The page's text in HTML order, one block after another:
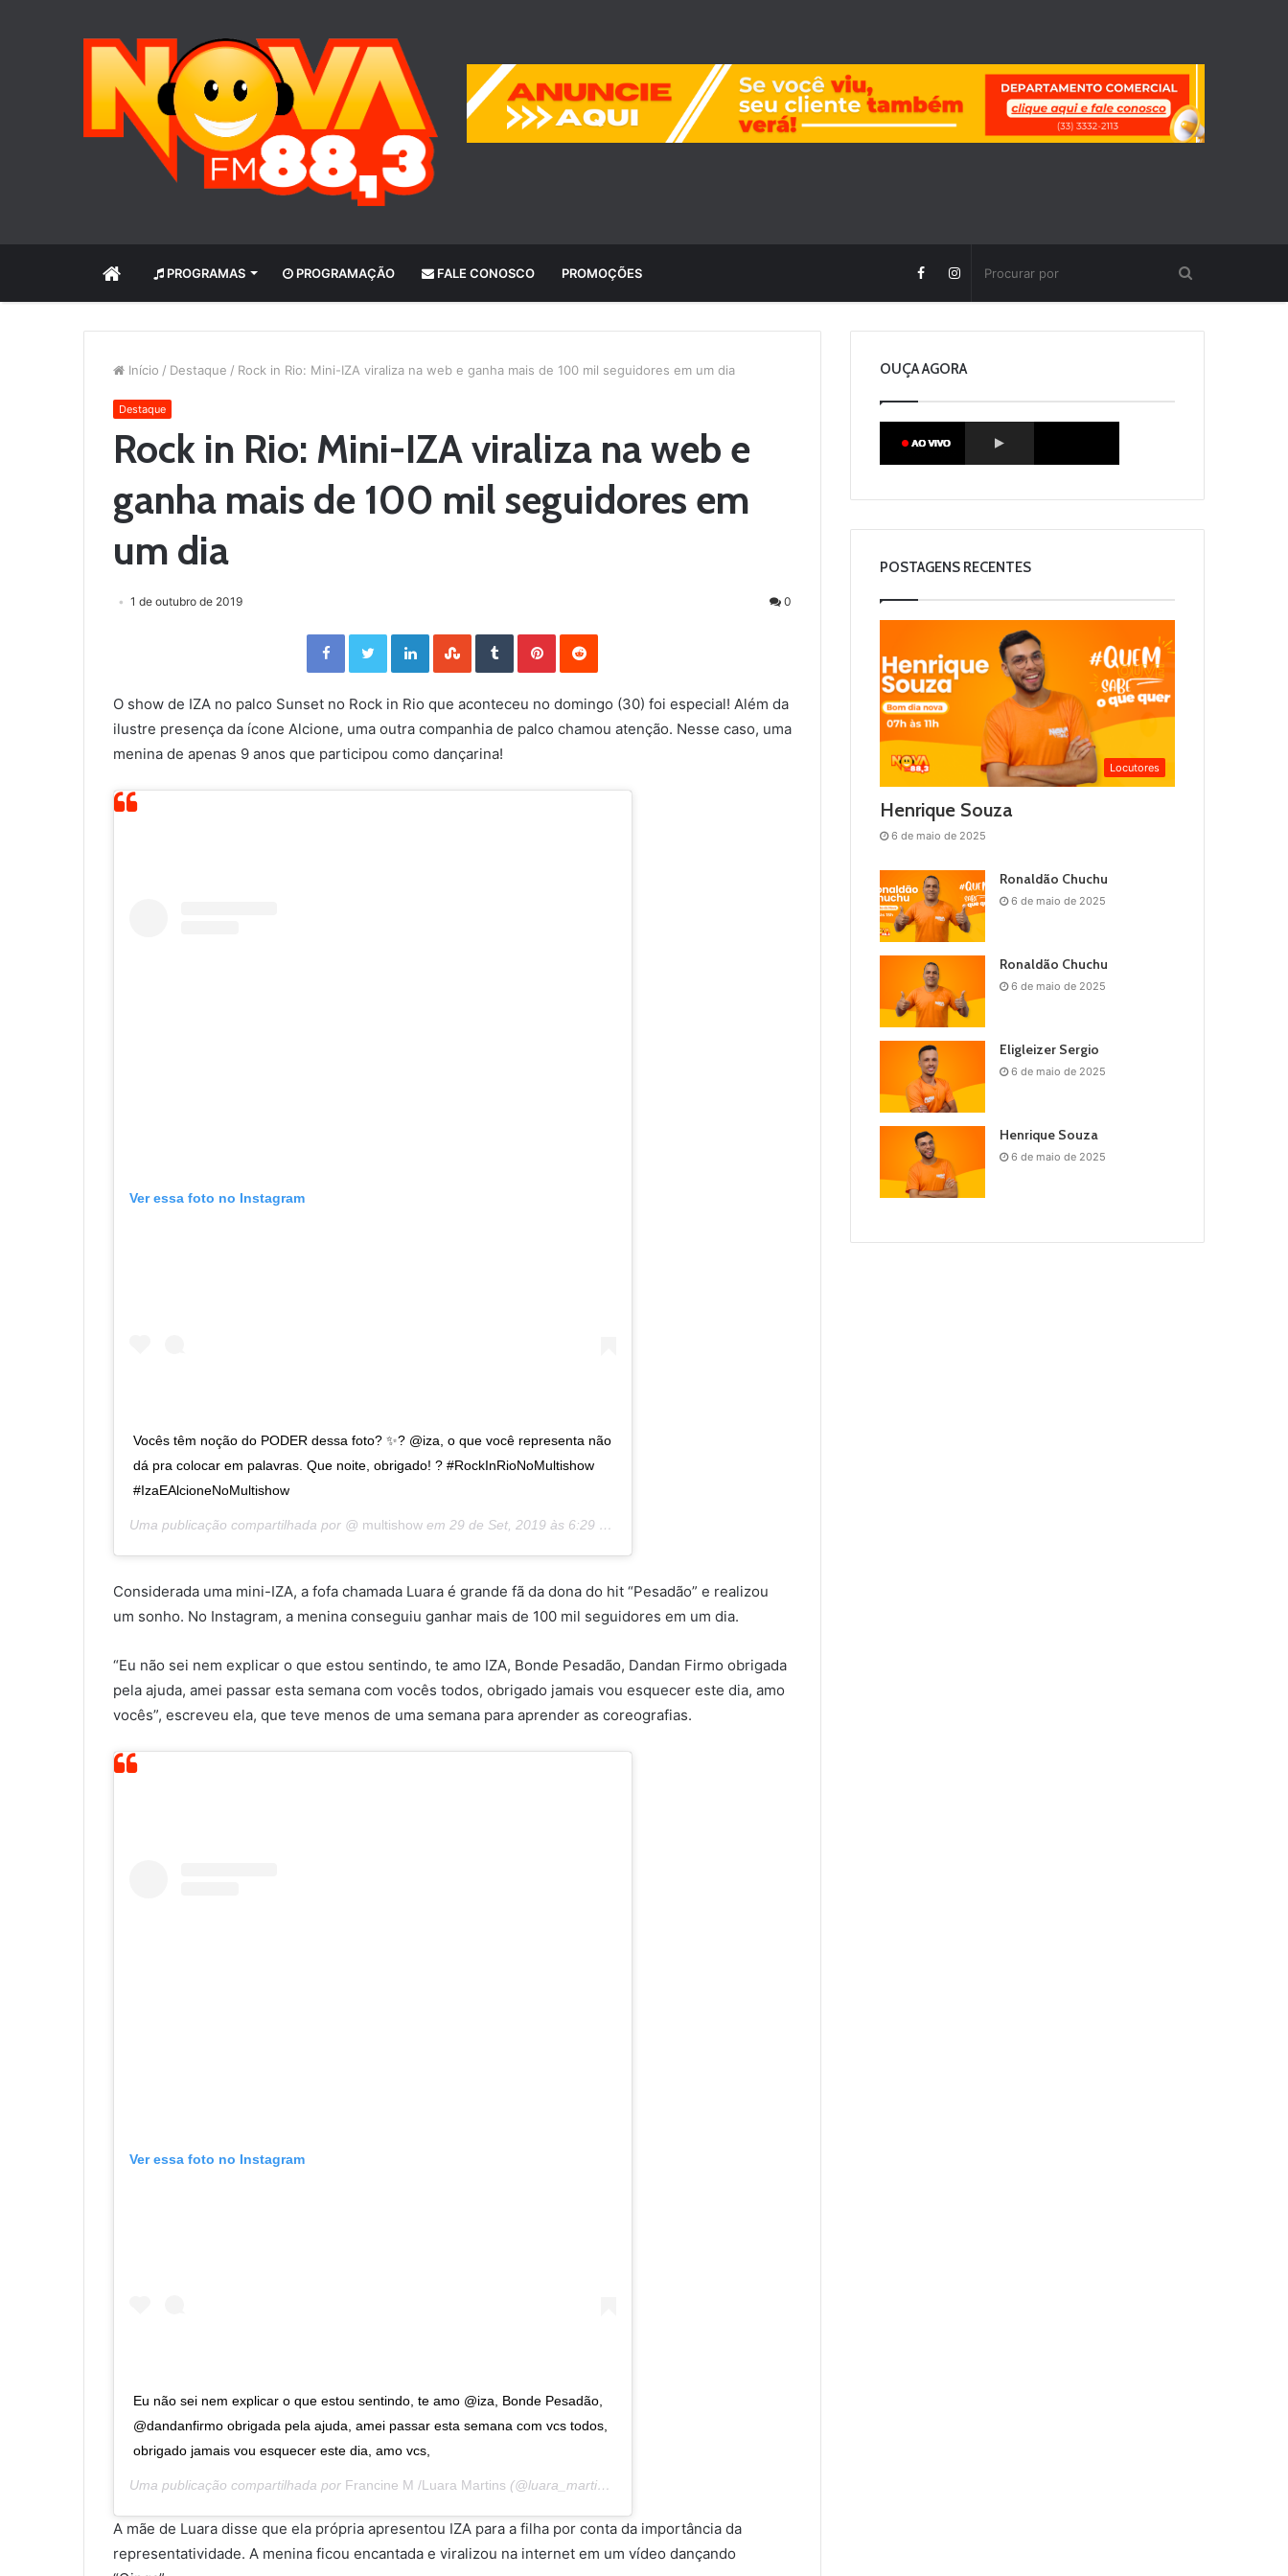
INÍCIO PROGRAMAS PROGRAMAÇÃO FALE CONOSCO PROMOÇÕES
Início / Destaque / Rock in Rio: Mini-IZA viraliza na web e ganha mais de 100 mil seguidores em um dia
Destaque
Rock in Rio: Mini-IZA viraliza na web e
ganha mais de 100 mil seguidores em
um dia
1 de outubro de 2019 0
Facebook Twitter LinkedIn StumbleUpon Tumblr Pinterest
O show de IZA no palco Sunset no Rock in Rio que aconteceu no domingo (30) foi especial! Além da
ilustre presença da ícone Alcione, uma outra companhia de palco chamou atenção. Nesse caso, uma
menina de apenas 9 anos que participou como dançarina!
Ver essa foto no Instagram
Vocês têm noção do PODER dessa foto? ✨? @iza, o que você representa não
dá pra colocar em palavras. Que noite, obrigado! ? #RockInRioNoMultishow
#IzaEAlcioneNoMultishow
Uma publicação compartilhada por @ multishow em 29 de Set, 2019 às 6:29 PDT
Considerada uma mini-IZA, a fofa chamada Luara é grande fã da dona do hit “Pesadão” e realizou
um sonho. No Instagram, a menina conseguiu ganhar mais de 100 mil seguidores em um dia.
“Eu não sei nem explicar o que estou sentindo, te amo IZA, Bonde Pesadão, Dandan Firmo obrigada
pela ajuda, amei passar esta semana com vocês todos, obrigado jamais vou esquecer este dia, amo
vocês”, escreveu ela, que teve menos de uma semana para aprender as coreografias.
Ver essa foto no Instagram
Eu não sei nem explicar o que estou sentindo, te amo @iza, Bonde Pesadão,
@dandanfirmo obrigada pela ajuda, amei passar esta semana com vcs todos,
obrigado jamais vou esquecer este dia, amo vcs,
Uma publicação compartilhada por Francine M /Luara Martins (@luara_martins08) em
A mãe de Luara disse que ela própria apresentou IZA para a filha por conta da importância da
representatividade. A menina ficou encantada e viralizou na internet em um vídeo dançando
OUÇA AGORA
POSTAGENS RECENTES
Locutores
Henrique Souza
6 de maio de 2025
Ronaldão Chuchu
6 de maio de 2025
Ronaldão Chuchu
6 de maio de 2025
Eligleizer Sergio
6 de maio de 2025
Henrique Souza
6 de maio de 2025